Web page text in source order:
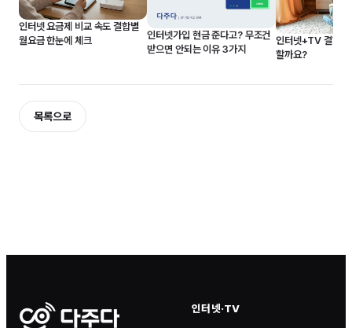
인터넷 요금제 비교 속도 결합별
월요금 한눈에 체크
인터넷가입 현금 준다고? 무조건
받으면 안되는 이유 3가지
인터넷+TV 결합하
할까요?
목록으로
인터넷·TV